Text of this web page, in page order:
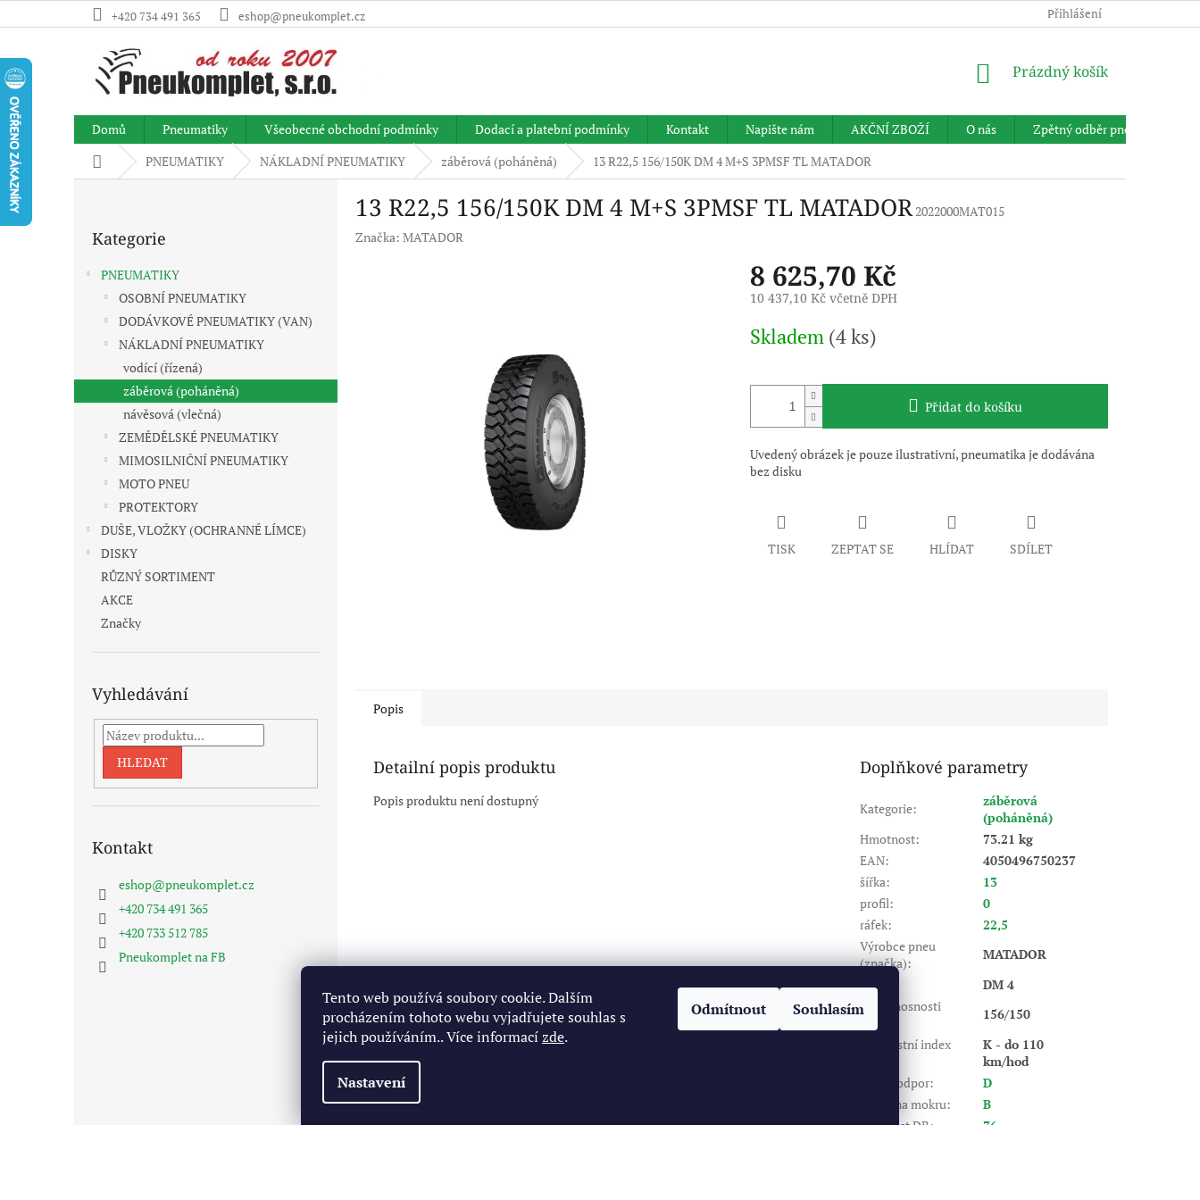
Tento web používá soubory cookie. Dalším
procházením tohoto webu vyjadřujete souhlas s
jejich používáním.. Více informacízde.
Nastavení
Odmítnout Souhlasím
na
+420 734 491 365 eshop@pneukomplet.cz Přihlášení
NÁKUPNÍ
Prázdný košík
Domů Pneumatiky Všeobecné obchodní podmínky Dodací a platební podmínky Kontakt Napište nám AKČNÍ ZBOŽÍ O nás
Zpětný odběr pneumatik
Domů PNEUMATIKY NÁKLADNÍ PNEUMATIKY záběrová (poháněná) 13 R22,5 156/150K DM 4 M+S 3PMSF TL MATADOR
a
n
kategorie
Kategorie
PNEUMATIKY
OSOBNÍ PNEUMATIKY
DODÁVKOVÉ PNEUMATIKY (VAN)
NÁKLADNÍ PNEUMATIKY
vodící (řízená)
záběrová (poháněná)
návěsová (vlečná)
ZEMĚDĚLSKÉ PNEUMATIKY
MIMOSILNIČNÍ PNEUMATIKY
MOTO PNEU
PROTEKTORY
DUŠE, VLOŽKY (OCHRANNÉ LÍMCE)
DISKY
RŮZNÝ SORTIMENT
AKCE
Značky
Vyhledávání
HLEDAT
Kontakt
eshop@pneukomplet.cz
+420 734 491 365
+420 733 512 785
Pneukomplet na FB
13 R22,5 156/150K DM 4 M+S 3PMSF TL MATADOR2022000MAT015
Značka: MATADOR
8 625,70 Kč
10 437,10 Kč včetně DPH
cena:
Skladem (4 ks)
Přidat do košíku
Uvedený obrázek je pouze ilustrativní, pneumatika je dodávána
bez disku
TISK ZEPTAT SE HLÍDAT SDÍLET
Popis
Detailní popis produktu
Popis produktu není dostupný
Doplňkové parametry
Kategorie:
záběrová
(poháněná)
Hmotnost:
73.21 kg
EAN:
4050496750237
šířka:
13
profil:
0
ráfek:
22,5
Výrobce pneu
(značka):
MATADOR
Dezén
DM 4
Index nosnosti
156/150
Rychlostní index
K - do 110
km/hod
Valivý odpor:
D
Záběr na mokru:
B
Hlučnost DB: 76